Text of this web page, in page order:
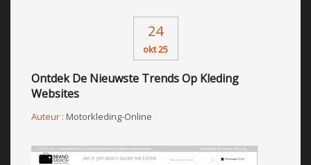
24
okt 25
Ontdek De Nieuwste Trends Op Kleding
Websites
Auteur : Motorkleding-Online